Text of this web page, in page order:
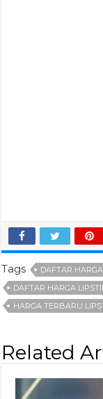
Tags
DAFTAR
DAFTAR HARGA
HARGA TERBARU
Related